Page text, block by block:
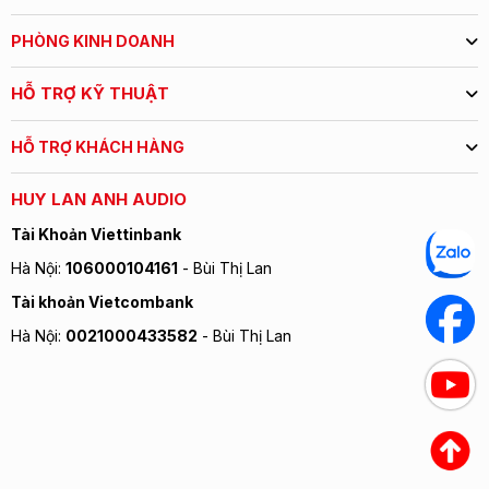
TÙY CHỈNH TẦN SỐ QUA APP
Tải app "Klipsch Connect) trên Apple Store hoặc Google
Play để có thể điều chỉnh tần số theo ý thích. Nó cũng có thể
điểu khiển âm lượng, hiệu chỉnh tần số phụ hợp vị trí đặt loa.
PHÒNG KINH DOANH
HỖ TRỢ KỸ THUẬT
HỖ TRỢ KHÁCH HÀNG
HUY LAN ANH AUDIO
Tài Khoản Viettinbank
Hà Nội: 106000104161 - Bùi Thị Lan
Tài khoản Vietcombank
Hà Nội: 0021000433582 - Bùi Thị Lan